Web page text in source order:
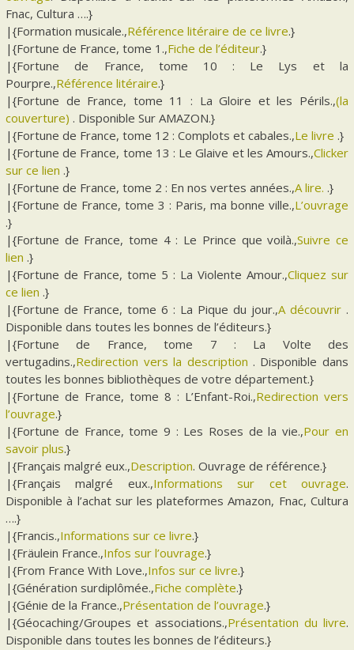
Fnac, Cultura ….}
|{Formation musicale.,Référence litéraire de ce livre.}
|{Fortune de France, tome 1.,Fiche de l’éditeur.}
|{Fortune de France, tome 10 : Le Lys et la
Pourpre.,Référence litéraire.}
|{Fortune de France, tome 11 : La Gloire et les Périls.,(la
couverture) . Disponible Sur AMAZON.}
|{Fortune de France, tome 12 : Complots et cabales.,Le livre .}
|{Fortune de France, tome 13 : Le Glaive et les Amours.,Clicker
sur ce lien .}
|{Fortune de France, tome 2 : En nos vertes années.,A lire. .}
|{Fortune de France, tome 3 : Paris, ma bonne ville.,L’ouvrage
.}
|{Fortune de France, tome 4 : Le Prince que voilà.,Suivre ce
lien .}
|{Fortune de France, tome 5 : La Violente Amour.,Cliquez sur
ce lien .}
|{Fortune de France, tome 6 : La Pique du jour.,A découvrir .
Disponible dans toutes les bonnes de l’éditeurs.}
|{Fortune de France, tome 7 : La Volte des
vertugadins.,Redirection vers la description . Disponible dans
toutes les bonnes bibliothèques de votre département.}
|{Fortune de France, tome 8 : L’Enfant-Roi.,Redirection vers
l’ouvrage.}
|{Fortune de France, tome 9 : Les Roses de la vie.,Pour en
savoir plus.}
|{Français malgré eux.,Description. Ouvrage de référence.}
|{Français malgré eux.,Informations sur cet ouvrage.
Disponible à l’achat sur les plateformes Amazon, Fnac, Cultura
….}
|{Francis.,Informations sur ce livre.}
|{Fräulein France.,Infos sur l’ouvrage.}
|{From France With Love.,Infos sur ce livre.}
|{Génération surdiplômée.,Fiche complète.}
|{Génie de la France.,Présentation de l’ouvrage.}
|{Géocaching/Groupes et associations.,Présentation du livre.
Disponible dans toutes les bonnes de l’éditeurs.}